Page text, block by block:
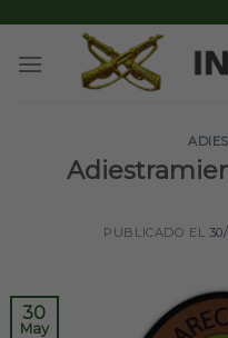
content
PUBLICADO EL
30
May